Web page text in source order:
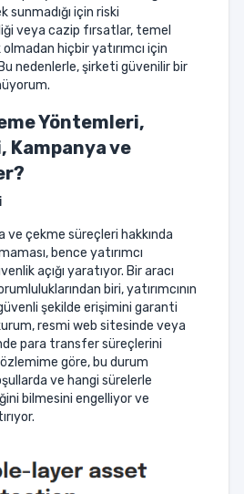
sunmadığı için riski
veya cazip fırsatlar, temel
hiçbir yatırımcı için
nedenlerle, şirketi güvenilir bir
Yöntemleri,
Kampanya ve
ve çekme süreçleri hakkında
bence yatırımcı
açığı yaratıyor. Bir aracı
biri, yatırımcının
şekilde erişimini garanti
resmi web sitesinde veya
para transfer süreçlerini
göre, bu durum
ve hangi sürelerle
bilmesini engelliyor ve